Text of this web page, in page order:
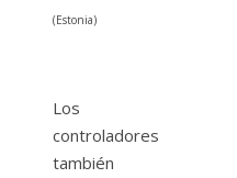
(Estonia)
Los
controladores
también